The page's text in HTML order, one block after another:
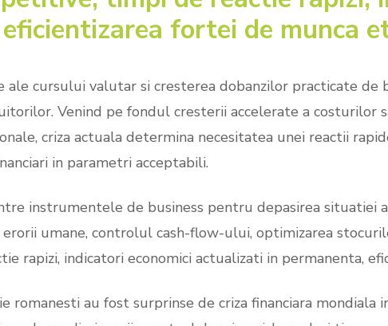
fortei de munca
cursului valutar si cresterea dobanzilor practicate
Venind pe fondul cresterii accelerate a costurilor
criza actuala determina necesitatea unei reactii
in parametri acceptabili.
instrumentele de business pentru depasirea
umane, controlul cash-flow-ului, optimizarea
rapizi, indicatori economici actualizati in permanenta,
romanesti au fost surprinse de criza financiara